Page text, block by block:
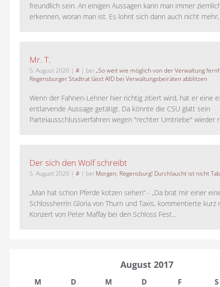
freundlich sein. An einigen Aussagen kann man immer
erkennen, woran man ist. Es lohnt sich dann auch nicht mehr,
Mr. T.
5. August 2026 | # | bei „So weit wie möglich von der Verwaltung
Regensburger Stadtrat lässt AfD bei Verwaltungsbeiräten abblitzen
Wenn der Fahnen-Lehner hier richtig zitiert wird, hat er eine
entlarvende Aussage getätigt. Da könnte die CSU glatt sein
Parteiausschlussverfahren wegen "rechter Umtriebe" wieder
Der sich den Wolf schreibt
5. August 2026 | # | bei Morgen, Regensburg! Durchlaucht ist nicht
„Man hat schon Pferde kotzen sehen“ - „Da brat mir einer
Schlossherrin Gloria von Thurn und Taxis, kommentierte kurz
Konzert von Peter Maffay bei den Schloss Fest...
August 2017
M D M D F
S